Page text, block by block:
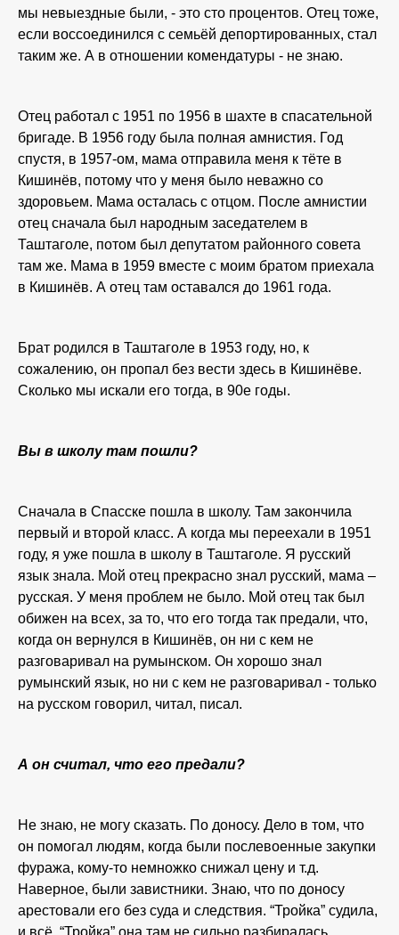
мы невыездные были, - это сто процентов. Отец тоже,
если воссоединился с семьёй депортированных, стал
таким же. А в отношении комендатуры - не знаю.
Отец работал с 1951 по 1956 в шахте в спасательной
бригаде. В 1956 году была полная амнистия. Год
спустя, в 1957-ом, мама отправила меня к тёте в
Кишинёв, потому что у меня было неважно со
здоровьем. Мама осталась с отцом. После амнистии
отец сначала был народным заседателем в
Таштаголе, потом был депутатом районного совета
там же. Мама в 1959 вместе с моим братом приехала
в Кишинёв. А отец там оставался до 1961 года.
Брат родился в Таштаголе в 1953 году, но, к
сожалению, он пропал без вести здесь в Кишинёве.
Сколько мы искали его тогда, в 90е годы.
Вы в школу там пошли?
Сначала в Спасске пошла в школу. Там закончила
первый и второй класс. А когда мы переехали в 1951
году, я уже пошла в школу в Таштаголе. Я русский
язык знала. Мой отец прекрасно знал русский, мама –
русская. У меня проблем не было. Мой отец так был
обижен на всех, за то, что его тогда так предали, что,
когда он вернулся в Кишинёв, он ни с кем не
разговаривал на румынском. Он хорошо знал
румынский язык, но ни с кем не разговаривал - только
на русском говорил, читал, писал.
А он считал, что его предали?
Не знаю, не могу сказать. По доносу. Дело в том, что
он помогал людям, когда были послевоенные закупки
фуража, кому-то немножко снижал цену и т.д.
Наверное, были завистники. Знаю, что по доносу
арестовали его без суда и следствия. “Тройка” судила,
и всё. “Тройка” она там не сильно разбиралась.